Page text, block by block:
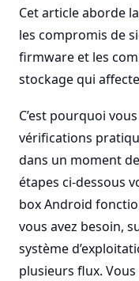
Cet article aborde
les compromis de
firmware et les
stockage qui
C’est pourquoi
vérifications
dans un moment
étapes ci-dessous
box Android
vous avez besoin,
système
plusieurs flux.